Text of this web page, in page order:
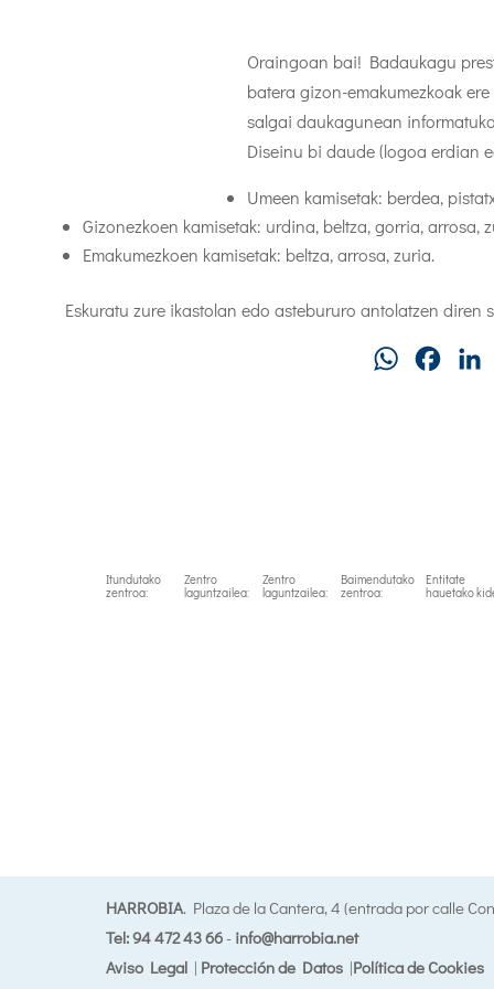
Oraingoan bai! Badaukagu
batera gizon-emakumezkoak
salgai daukagunean
Diseinu bi daude (logoa erdian
Umeen kamisetak: berdea,
Gizonezkoen kamisetak: urdina, beltza, gorria, arrosa,
Emakumezkoen kamisetak: beltza, arrosa, zuria.
Eskuratu zure ikastolan edo astebururo antolatzen diren
WhatsApp
Itundutako
zentroa:
Zentro
laguntzailea:
Zentro
laguntzailea:
Baimendutako
zentroa:
Entitate
hauetako
HARROBIA. Plaza de la Cantera, 4 (entrada por calle
Tel: 94 472 43 66- info@harrobia.net
Aviso Legal| Protección de Datos|Política de Cookies